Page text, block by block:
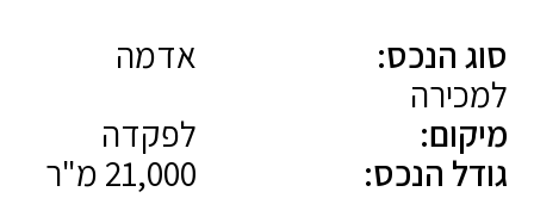
סוג הנכס:
אדמה
למכירה
מיקום:
לפקדה
גודל הנכס: